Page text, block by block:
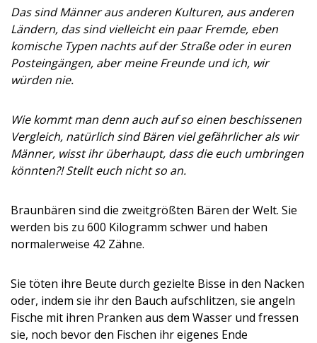
Das sind Männer aus anderen Kulturen, aus anderen
Ländern, das sind vielleicht ein paar Fremde, eben
komische Typen nachts auf der Straße oder in euren
Posteingängen, aber meine Freunde und ich, wir
würden nie.
Wie kommt man denn auch auf so einen beschissenen
Vergleich, natürlich sind Bären viel gefährlicher als wir
Männer, wisst ihr überhaupt, dass die euch umbringen
könnten?! Stellt euch nicht so an.
Braunbären sind die zweitgrößten Bären der Welt. Sie
werden bis zu 600 Kilogramm schwer und haben
normalerweise 42 Zähne.
Sie töten ihre Beute durch gezielte Bisse in den Nacken
oder, indem sie ihr den Bauch aufschlitzen, sie angeln
Fische mit ihren Pranken aus dem Wasser und fressen
sie, noch bevor den Fischen ihr eigenes Ende